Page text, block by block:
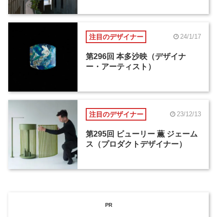
注目のデザイナー 24/1/17
第296回 本多沙映（デザイナ
ー・アーティスト）
注目のデザイナー 23/12/13
第295回 ビューリー 薫 ジェーム
ス（プロダクトデザイナー）
PR